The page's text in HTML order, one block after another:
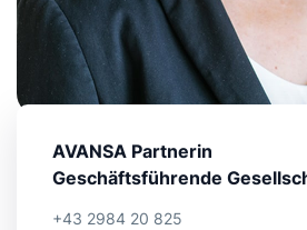
AVANSA Partnerin
Geschäftsführende
+43 2984 20 825